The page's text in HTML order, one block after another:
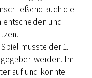
auch die
entscheiden und
musste der 1.
werden. Im
auf und konnte